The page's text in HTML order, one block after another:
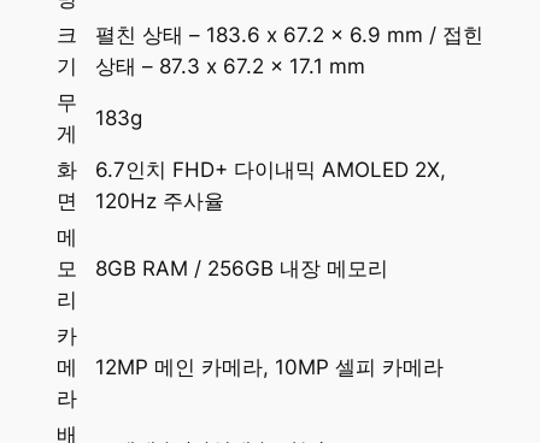
크
기
펼친 상태 – 183.6 x 67.2 x 6.9 mm / 접힌
상태 – 87.3 x 67.2 x 17.1 mm
무
게
183g
화
면
6.7인치 FHD+ 다이내믹 AMOLED 2X,
120Hz 주사율
메
모
리
8GB RAM / 256GB 내장 메모리
카
메
라
12MP 메인 카메라, 10MP 셀피 카메라
배